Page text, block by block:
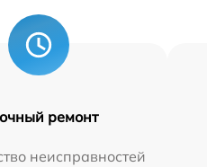
ремонт
неисправностей